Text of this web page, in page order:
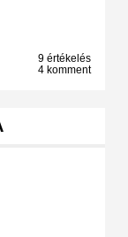
9 értékelés
4 komment